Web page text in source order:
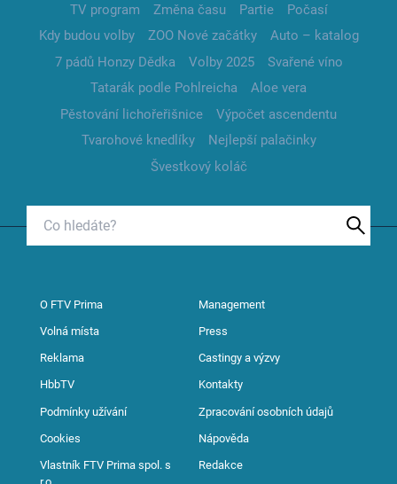
TV program
Změna času Partie
Počasí
Kdy budou volby
ZOO Nové začátky
Auto – katalog
7 pádů Honzy Dědka
Volby 2025
Svařené víno
Tatarák podle Pohlreicha
Aloe vera
Pěstování lichořeřišnice
Výpočet ascendentu
Tvarohové knedlíky
Nejlepší palačinky
Švestkový koláč
O FTV Prima Management
Volná místa Press
Reklama Castingy a výzvy
HbbTV Kontakty
Podmínky užívání Zpracování osobních údajů
Cookies Nápověda
Vlastník FTV Prima spol. s
Redakce